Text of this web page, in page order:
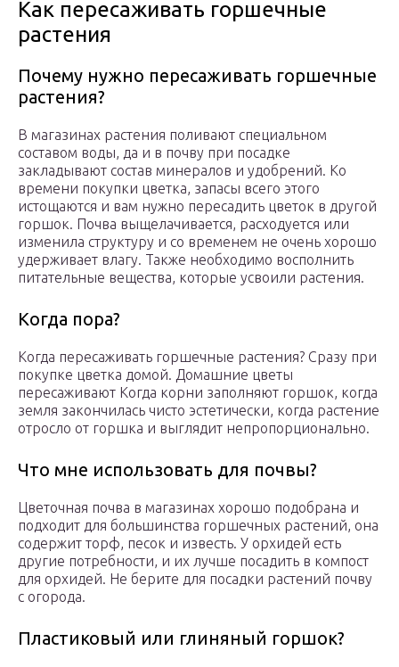
Как пересаживать горшечные
растения
Почему нужно пересаживать горшечные
растения?
В магазинах растения поливают специальном
составом воды, да и в почву при посадке
закладывают состав минералов и удобрений. Ко
времени покупки цветка, запасы всего этого
истощаются и вам нужно пересадить цветок в другой
горшок. Почва выщелачивается, расходуется или
изменила структуру и со временем не очень хорошо
удерживает влагу. Также необходимо восполнить
питательные вещества, которые усвоили растения.
Когда пора?
Когда пересаживать горшечные растения? Сразу при
покупке цветка домой. Домашние цветы
пересаживают Когда корни заполняют горшок, когда
земля закончилась чисто эстетически, когда растение
отросло от горшка и выглядит непропорционально.
Что мне использовать для почвы?
Цветочная почва в магазинах хорошо подобрана и
подходит для большинства горшечных растений, она
содержит торф, песок и известь. У орхидей есть
другие потребности, и их лучше посадить в компост
для орхидей. Не берите для посадки растений почву
с огорода.
Пластиковый или глиняный горшок?